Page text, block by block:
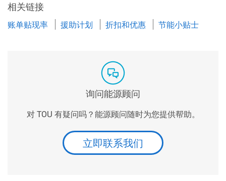
相关链接
账单贴现率 援助计划 折扣和优惠 节能小贴士
询问能源顾问
对 TOU 有疑问吗？能源顾问随时为您提供帮助。
立即联系我们